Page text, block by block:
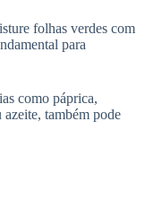
folhas verdes com
para
como páprica,
também pode